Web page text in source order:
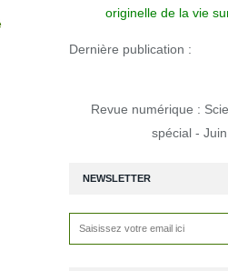
NEWSLETTER
originelle de la vie
Dernière publication :
Revue numérique :
spécial -